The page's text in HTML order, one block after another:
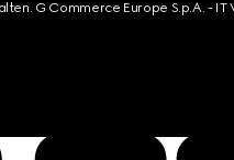
G Commerce Europe S.p.A. -